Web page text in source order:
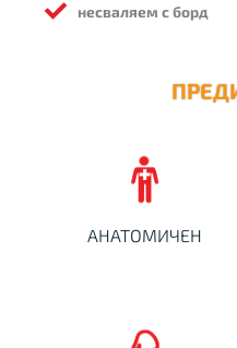
несваляем с борд
АНАТОМИЧЕН
Обгръща тялото и му
осигурява равномерна опора
Kръвта циркулира свободно и
части на тялото.
Латексът е най-еластичният